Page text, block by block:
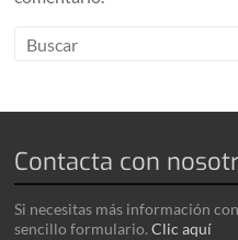
Contacta con
Si necesitas más información
sencillo formulario.Clic aquí